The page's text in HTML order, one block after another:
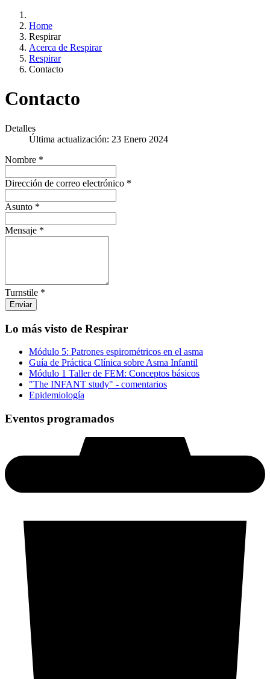
Home
Respirar
Acerca de Respirar
Respirar
Contacto
Contacto
Detalles
Última actualización: 23 Enero 2024
Nombre *
Dirección de correo electrónico *
Asunto *
Mensaje *
Turnstile *
Enviar
Lo más visto de Respirar
Módulo 5: Patrones espirométricos en el asma
Guía de Práctica Clínica sobre Asma Infantil
Módulo 1 Taller de FEM: Conceptos básicos
"The INFANT study" - comentarios
Epidemiología
Eventos programados